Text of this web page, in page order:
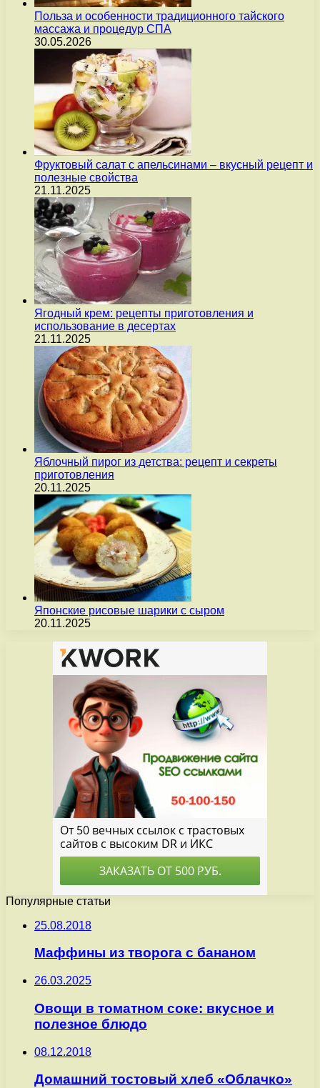
Польза и особенности традиционного тайского
массажа и процедур СПА
30.05.2026
Фруктовый салат с апельсинами – вкусный рецепт и
полезные свойства
21.11.2025
Ягодный крем: рецепты приготовления и
использование в десертах
21.11.2025
Яблочный пирог из детства: рецепт и секреты
приготовления
20.11.2025
Японские рисовые шарики с сыром
20.11.2025
Популярные статьи
25.08.2018
Маффины из творога с бананом
26.03.2025
Овощи в томатном соке: вкусное и
полезное блюдо
08.12.2018
Домашний тостовый хлеб «Облачко»